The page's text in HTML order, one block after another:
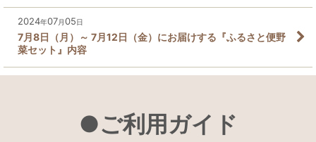
2024年07月05日
7月8日（月）～ 7月12日（金）にお届けする『ふるさと便野
菜セット』内容
●ご利用ガイド